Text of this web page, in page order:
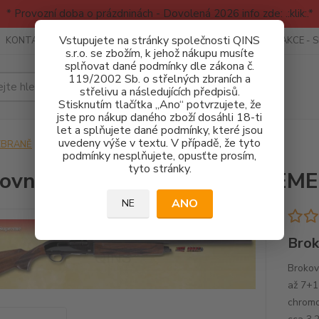
* Provozní doba o prázdninách - Dovolená 2026 info zde: .:klik:.*
Vstupujete na stránky společnosti QINS
s.r.o. se zbožím, k jehož nákupu musíte
splňovat dané podmínky dle zákona č.
119/2002 Sb. o střelných zbraních a
střelivu a následujících předpisů.
Stisknutím tlačítka „Ano“ potvrzujete, že
jste pro nákup daného zboží dosáhli 18-ti
let a splňujete dané podmínky, které jsou
uvedeny výše v textu. V případě, že tyto
podmínky nesplňujete, opusťte prosím,
tyto stránky.
NE ANO
KONTAKTY RECENZE - INFO SPORTOVNÍ AKCE AKCE -
Hledat
Brokovnice Brokovnice Hatsan Escort SUPREME
Hatsan Escort SUPREME
až